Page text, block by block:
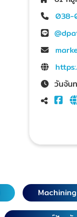
038-
วันจัน